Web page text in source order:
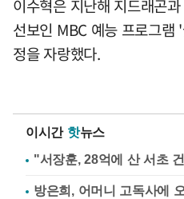
이수혁은 지난해 지드래곤
선보인 MBC 예능 프로그램
정을 자랑했다.
이시간 핫뉴스
"서장훈, 28억에 산 서초
방은희, 어머니 고독사에